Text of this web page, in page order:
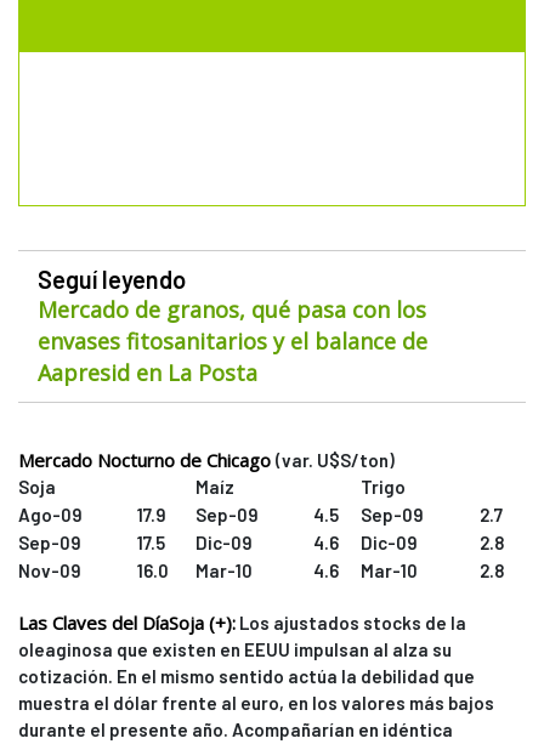
Seguí leyendo
Mercado de granos, qué pasa con los
envases fitosanitarios y el balance de
Aapresid en La Posta
Mercado Nocturno de Chicago (var. U$S/ton)
Soja
Maíz
Trigo
Ago-09
17.9 Sep-09 4.5 Sep-09
2.7
Sep-09
17.5 Dic-09 4.6 Dic-09
2.8
Nov-09
16.0 Mar-10 4.6 Mar-10 2.8
Las Claves del DíaSoja (+): Los ajustados stocks de la
oleaginosa que existen en EEUU impulsan al alza su
cotización. En el mismo sentido actúa la debilidad que
muestra el dólar frente al euro, en los valores más bajos
durante el presente año. Acompañarían en idéntica